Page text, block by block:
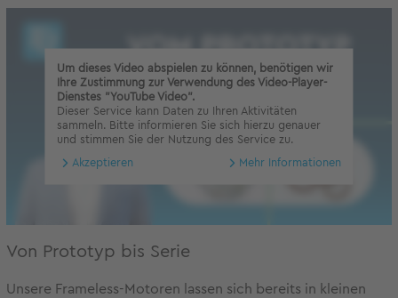
Um dieses Video abspielen zu können, benötigen wir
Ihre Zustimmung zur Verwendung des Video-Player-
Dienstes "YouTube Video".
Dieser Service kann Daten zu Ihren Aktivitäten
sammeln. Bitte informieren Sie sich hierzu genauer
und stimmen Sie der Nutzung des Service zu.
Akzeptieren Mehr Informationen
Von Prototyp bis Serie
Unsere Frameless-Motoren lassen sich bereits in kleinen